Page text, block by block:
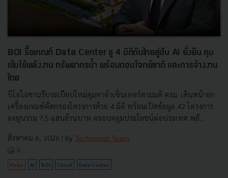
BOI รื้อเกณฑ์ Data Center ชู 4 มิติดันไทยสู่ฮับ AI ยั่งยืน คุม
เข้มใช้พลังงาน ทรัพยากรน้ำ พร้อมตอบโจทย์ชาติ และการจ้างงาน
ไทย
บีโอไอขานรับระเบียบใหม่คุมดาต้าเซ็นเตอร์ตามมติ ครม. เดินหน้ายก
เครื่องเกณฑ์คัดกรองโครงการด้วย 4 มิติ พร้อมเปิดข้อมูล 42 โครงการ
ลงทุนรวม 7.5 แสนล้านบาท ครอบคลุมประโยชน์ต่อประเทศ พลั...
สิงหาคม 6, 2026 | By Techsauce Team
0
News AI BOI Cloud Data Center